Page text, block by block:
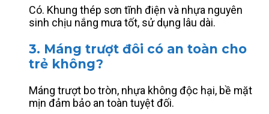
Có. Khung thép sơn tĩnh điện và nhựa nguyên
sinh chịu nắng mưa tốt, sử dụng lâu dài.
3. Máng trượt đôi có an toàn cho
trẻ không?
Máng trượt bo tròn, nhựa không độc hại, bề mặt
mịn đảm bảo an toàn tuyệt đối.